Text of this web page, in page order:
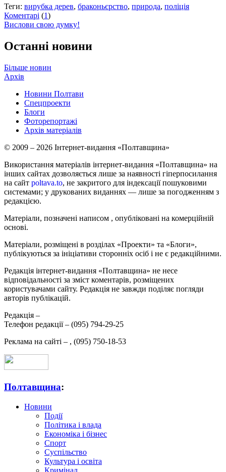
Теги: вирубка дерев, браконьєрство, природа, поліція
Коментарі (1)
Вислови свою думку!
Останні новини
Більше новин
Архів
Новини Полтави
Спецпроекти
Блоги
Фоторепортажі
Архів матеріалів
© 2009 – 2026 Інтернет-видання «Полтавщина»
Використання матеріалів інтернет-видання «Полтавщина» на
інших сайтах дозволяється лише за наявності гіперпосилання
на сайт poltava.to, не закритого для індексації пошуковими
системами; у друкованих виданнях — лише за погодженням з
редакцією.
Матеріали, позначені написом , опубліковані на комерційній
основі.
Матеріали, розміщені в розділах «Проекти» та «Блоги»,
публікуються за ініціативи сторонніх осіб і не є редакційними.
Редакція інтернет-видання «Полтавщина» не несе
відповідальності за зміст коментарів, розміщених
користувачами сайту. Редакція не завжди поділяє погляди
авторів публікацій.
Редакція –
Телефон редакції – (095) 794-29-25
Реклама на сайті – , (095) 750-18-53
Полтавщина:
Новини
Події
Політика і влада
Економіка і бізнес
Спорт
Суспільство
Культура і освіта
Кримінал